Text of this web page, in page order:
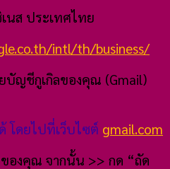
นส ประเทศไทย
intl/th/business/
บัญชีกูเกิลของคุณ (Gmail)
โดยไปที่เว็บไซต์ gmail.com
องคุณ จากนั้น >> กด “ถัด